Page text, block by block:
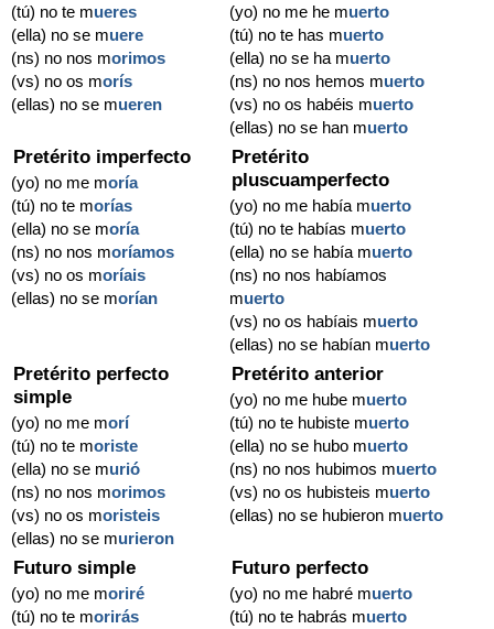
(tú) no te mueres
(ella) no se muere
(ns) no nos morimos
(vs) no os morís
(ellas) no se mueren
(yo) no me he muerto
(tú) no te has muerto
(ella) no se ha muerto
(ns) no nos hemos muerto
(vs) no os habéis muerto
(ellas) no se han muerto
Pretérito imperfecto
(yo) no me moría
(tú) no te morías
(ella) no se moría
(ns) no nos moríamos
(vs) no os moríais
(ellas) no se morían
Pretérito
pluscuamperfecto
(yo) no me había muerto
(tú) no te habías muerto
(ella) no se había muerto
(ns) no nos habíamos
muerto
(vs) no os habíais muerto
(ellas) no se habían muerto
Pretérito perfecto
simple
(yo) no me morí
(tú) no te moriste
(ella) no se murió
(ns) no nos morimos
(vs) no os moristeis
(ellas) no se murieron
Pretérito anterior
(yo) no me hube muerto
(tú) no te hubiste muerto
(ella) no se hubo muerto
(ns) no nos hubimos muerto
(vs) no os hubisteis muerto
(ellas) no se hubieron muerto
Futuro simple
(yo) no me moriré
(tú) no te morirás
Futuro perfecto
(yo) no me habré muerto
(tú) no te habrás muerto